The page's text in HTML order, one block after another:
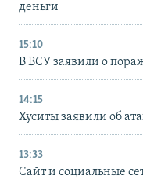
деньги
15:10
В ВСУ заявили о
14:15
Хуситы заявили об
13:33
Сайт и социальные